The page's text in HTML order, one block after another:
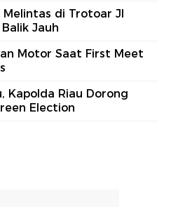
di Trotoar Jl
Jauh
Motor Saat First Meet
Kapolda Riau Dorong
Election